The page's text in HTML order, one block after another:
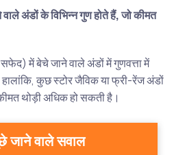
अंडों के विभिन्न गुण होते हैं, जो कीमत
में बेचे जाने वाले अंडों में गुणवत्ता में
हालांकि, कुछ स्टोर जैविक या फ्री-रेंज अंडों
थोड़ी अधिक हो सकती है।
जाने वाले सवाल